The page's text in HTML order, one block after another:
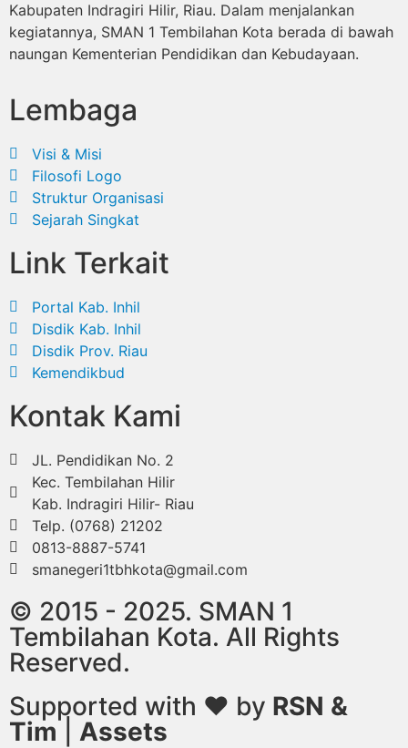
Kabupaten Indragiri Hilir, Riau. Dalam menjalankan
kegiatannya, SMAN 1 Tembilahan Kota berada di bawah
naungan Kementerian Pendidikan dan Kebudayaan.
Lembaga
Visi & Misi
Filosofi Logo
Struktur Organisasi
Sejarah Singkat
Link Terkait
Portal Kab. Inhil
Disdik Kab. Inhil
Disdik Prov. Riau
Kemendikbud
Kontak Kami
JL. Pendidikan No. 2
Kec. Tembilahan Hilir
Kab. Indragiri Hilir- Riau
Telp. (0768) 21202
0813-8887-5741
smanegeri1tbhkota@gmail.com
© 2015 - 2025. SMAN 1
Tembilahan Kota. All Rights
Reserved.
Supported with ❤ by RSN &
Tim
Assets